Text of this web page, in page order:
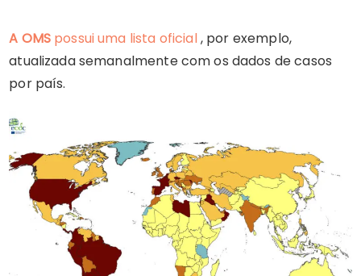
A OMSpossui uma lista oficial, por exemplo,
atualizada semanalmente com os dados de casos
por país.